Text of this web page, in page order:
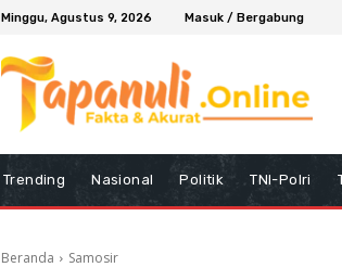
Minggu, Agustus 9, 2026 Masuk / Bergabung
Trending Nasional Politik TNI-Polri
Beranda Samosir